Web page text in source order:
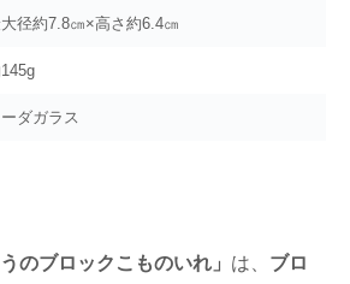
径約7.8㎝×高さ約6.4㎝
ーダガラス
のブロックこものいれ」 は、 ブロ